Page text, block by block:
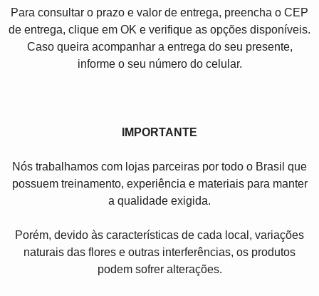
Para consultar o prazo e valor de entrega, preencha o CEP
de entrega, clique em OK e verifique as opções disponíveis.
Caso queira acompanhar a entrega do seu presente,
informe o seu número do celular.
IMPORTANTE
Nós trabalhamos com lojas parceiras por todo o Brasil que
possuem treinamento, experiência e materiais para manter
a qualidade exigida.
Porém, devido às características de cada local, variações
naturais das flores e outras interferências, os produtos
podem sofrer alterações.